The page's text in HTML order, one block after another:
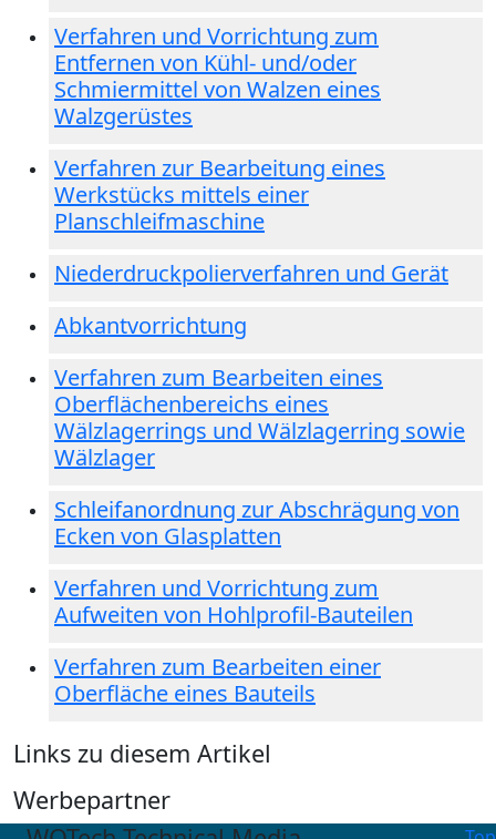
Verfahren und Vorrichtung zum
Entfernen von Kühl- und/oder
Schmiermittel von Walzen eines
Walzgerüstes
Verfahren zur Bearbeitung eines
Werkstücks mittels einer
Planschleifmaschine
Niederdruckpolierverfahren und Gerät
Abkantvorrichtung
Verfahren zum Bearbeiten eines
Oberflächenbereichs eines
Wälzlagerrings und Wälzlagerring sowie
Wälzlager
Schleifanordnung zur Abschrägung von
Ecken von Glasplatten
Verfahren und Vorrichtung zum
Aufweiten von Hohlprofil-Bauteilen
Verfahren zum Bearbeiten einer
Oberfläche eines Bauteils
Links zu diesem Artikel
Werbepartner